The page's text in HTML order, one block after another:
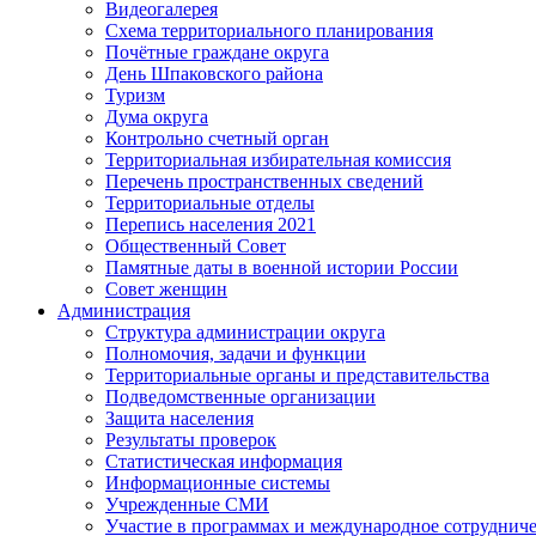
Видеогалерея
Схема территориального планирования
Почётные граждане округа
День Шпаковского района
Туризм
Дума округа
Контрольно счетный орган
Территориальная избирательная комиссия
Перечень пространственных сведений
Территориальные отделы
Перепись населения 2021
Общественный Совет
Памятные даты в военной истории России
Совет женщин
Администрация
Структура администрации округа
Полномочия, задачи и функции
Территориальные органы и представительства
Подведомственные организации
Защита населения
Результаты проверок
Статистическая информация
Информационные системы
Учрежденные СМИ
Участие в программах и международное